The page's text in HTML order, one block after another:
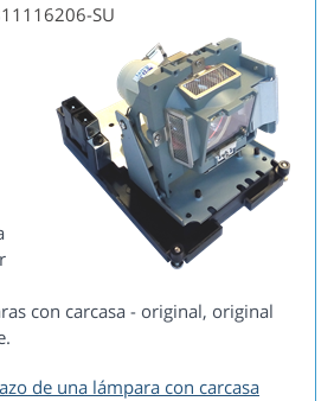
SU
con carcasa - original, original
de una lámpara con carcasa